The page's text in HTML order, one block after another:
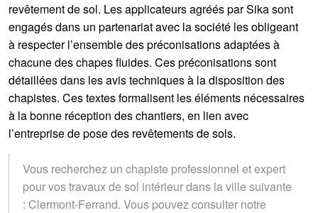
revêtement de sol. Les applicateurs agréés par Sika sont
engagés dans un partenariat avec la société les obligeant
à respecter l’ensemble des préconisations adaptées à
chacune des chapes fluides. Ces préconisations sont
détaillées dans les avis techniques à la disposition des
chapistes. Ces textes formalisent les éléments nécessaires
à la bonne réception des chantiers, en lien avec
l’entreprise de pose des revêtements de sols.
Vous recherchez un chapiste professionnel et expert
pour vos travaux de sol intérieur dans la ville suivante
: Clermont-Ferrand. Vous pouvez consulter notre